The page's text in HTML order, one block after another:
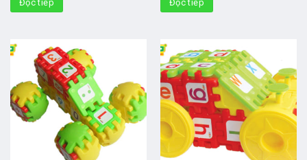
Đọc tiếp Đọc tiếp